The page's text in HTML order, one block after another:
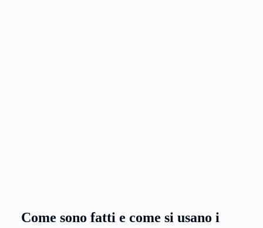
Come sono fatti e come si usano i